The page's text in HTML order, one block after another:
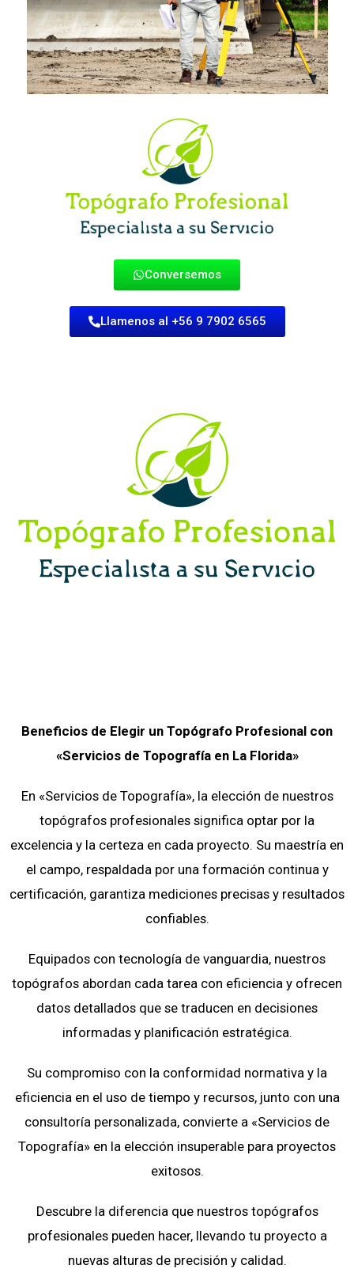
Conversemos
Llamenos al +56 9 7902 6565
Beneficios de Elegir un Topógrafo Profesional con
«Servicios de Topografía en La Florida»
En «Servicios de Topografía», la elección de nuestros
topógrafos profesionales significa optar por la
excelencia y la certeza en cada proyecto. Su maestría en
el campo, respaldada por una formación continua y
certificación, garantiza mediciones precisas y resultados
confiables.
Equipados con tecnología de vanguardia, nuestros
topógrafos abordan cada tarea con eficiencia y ofrecen
datos detallados que se traducen en decisiones
informadas y planificación estratégica.
Su compromiso con la conformidad normativa y la
eficiencia en el uso de tiempo y recursos, junto con una
consultoría personalizada, convierte a «Servicios de
Topografía» en la elección insuperable para proyectos
exitosos.
Descubre la diferencia que nuestros topógrafos
profesionales pueden hacer, llevando tu proyecto a
nuevas alturas de precisión y calidad.